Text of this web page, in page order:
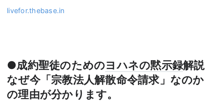
livefor.thebase.in
●成約聖徒のためのヨハネの黙示録解説
なぜ今「宗教法人解散命令請求」なのか
の理由が分かります。